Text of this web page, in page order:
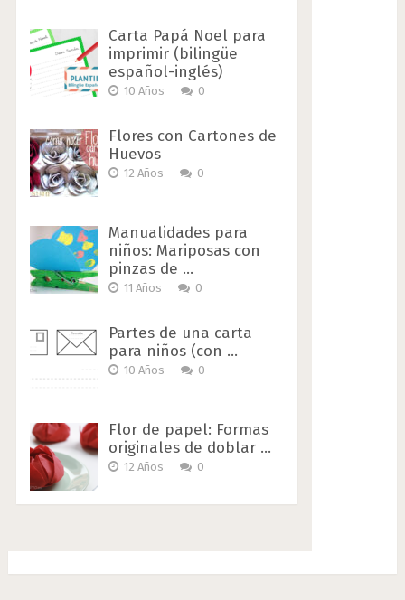
Carta Papá Noel para
imprimir (bilingüe
español-inglés)
10 Años 0
Flores con Cartones de
Huevos
12 Años 0
Manualidades para
niños: Mariposas con
pinzas de …
11 Años 0
Partes de una carta
para niños (con …
10 Años 0
Flor de papel: Formas
originales de doblar …
12 Años 0